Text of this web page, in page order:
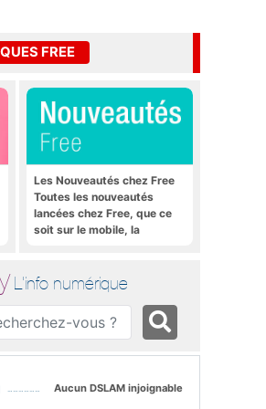
FREE
Les Nouveautés chez Free
Toutes les nouveautés
lancées chez Free, que ce
soit sur le mobile, la
L'info numérique
Aucun DSLAM injoignable